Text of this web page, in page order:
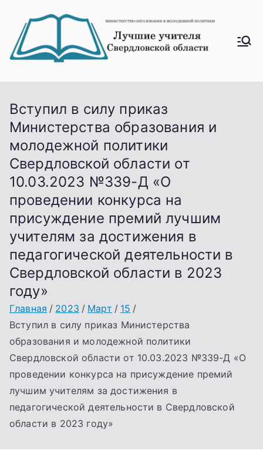
содержимому
Лучш
Вступил в силу приказ
Министерства образования и
молодежной политики
Свердловской области от
10.03.2023 №339-Д «О
проведении конкурса на
присуждение премий лучшим
учителям за достижения в
педагогической деятельности в
Свердловской области в 2023
году»
Главная 2023 Март
15
Вступил в силу приказ Министерства
образования и молодежной политики
Свердловской области от 10.03.2023 №339-Д «О
проведении конкурса на присуждение премий
лучшим учителям за достижения в
педагогической деятельности в Свердловской
области в 2023 году»